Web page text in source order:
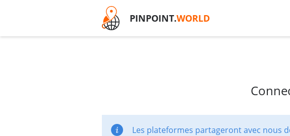
PINPOINT.WORLD
Les plateformes partageront avec nous